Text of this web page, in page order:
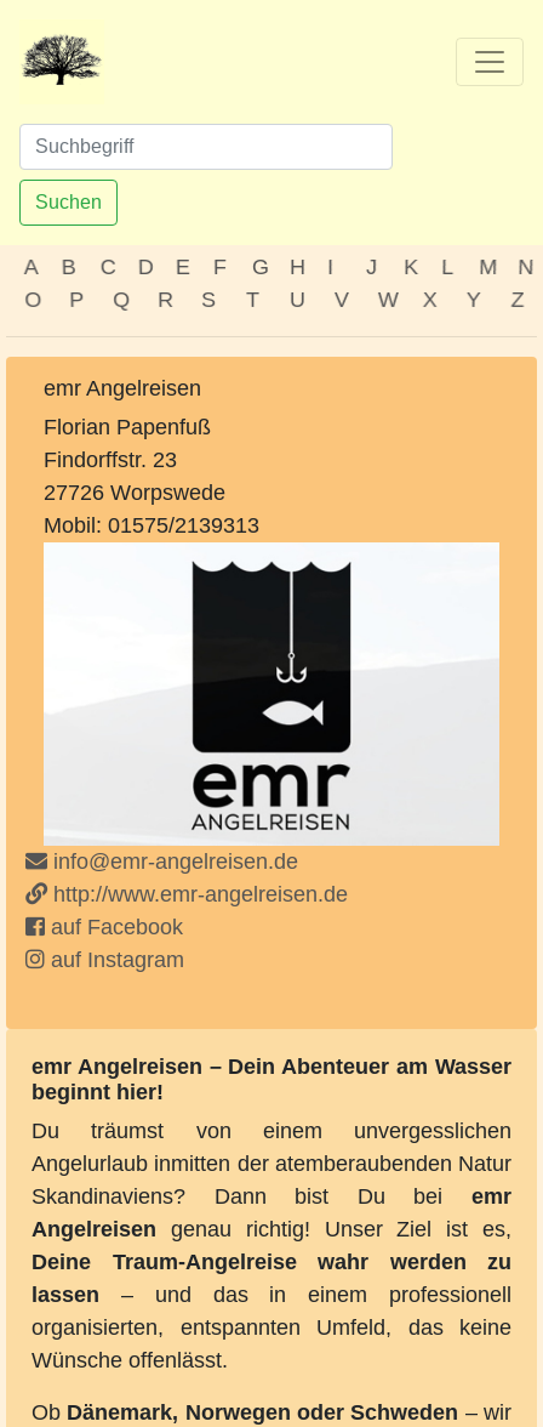
Suchen
A B C D E F G H I J K L M
N
O
P Q R S T U V W X Y Z
emr Angelreisen
Florian Papenfuß
Findorffstr. 23
27726 Worpswede
Mobil: 01575/2139313
info@emr-angelreisen.de
http://www.emr-angelreisen.de
auf Facebook
auf Instagram
emr Angelreisen – Dein Abenteuer am Wasser
beginnt hier!
Du träumst von einem unvergesslichen
Angelurlaub inmitten der atemberaubenden Natur
Skandinaviens? Dann bist Du bei emr
Angelreisen genau richtig! Unser Ziel ist es,
Deine Traum-Angelreise wahr werden zu
lassen – und das in einem professionell
organisierten, entspannten Umfeld, das keine
Wünsche offenlässt.
Ob Dänemark, Norwegen oder Schweden – wir